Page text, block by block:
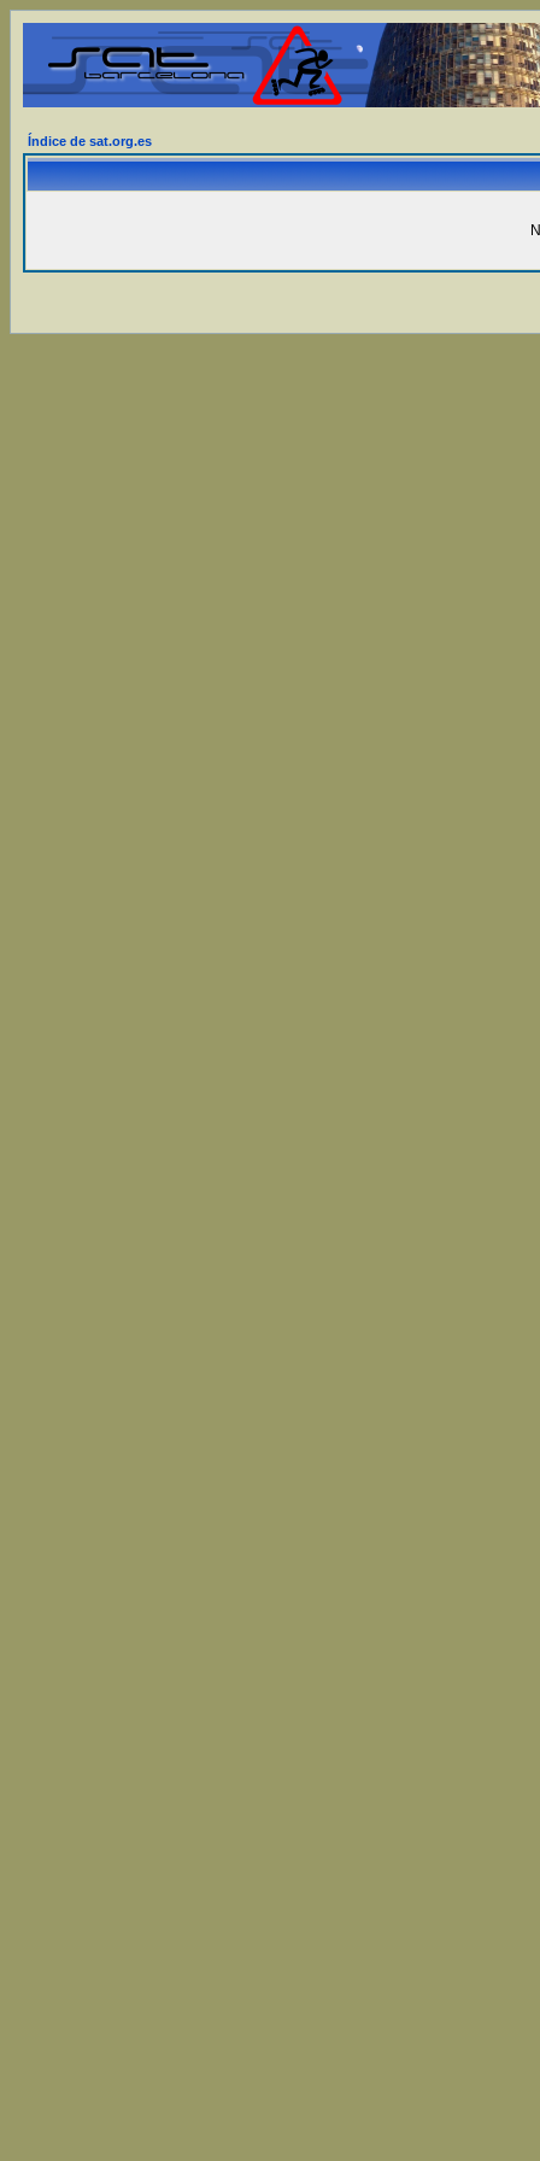
Índice de sat.org.es